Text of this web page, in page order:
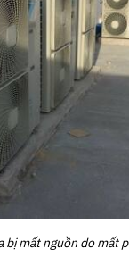
bị mất nguồn do mất